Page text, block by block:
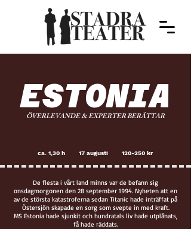
ESTONIA
ÖVERLEVANDE & EXPERTER BERÄTTAR
ca. 1,30 h 17 augusti 120-250 kr
De flesta i vårt land minns var de befann sig
onsdagmorgonen den 28 september 1994. Nyheten att en
av de största katastroferna sedan Titanic hade inträffat på
Östersjön skapade en sorg som svepte in med kraft.
MS Estonia hade sjunkit och hundratals liv hade utplånats,
få hade räddats.